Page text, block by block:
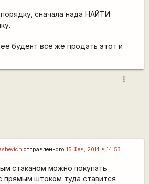
порядку, сначала нада НАЙТИ
будент все же продать этот и
more_vert
отправленного 15 Фев, 2014 в 14:53
стаканом можно покупать
прямым штоком туда ставится